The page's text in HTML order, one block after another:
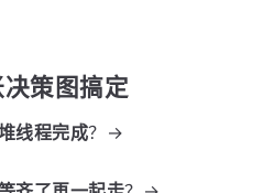
策图搞定
线程完成？→